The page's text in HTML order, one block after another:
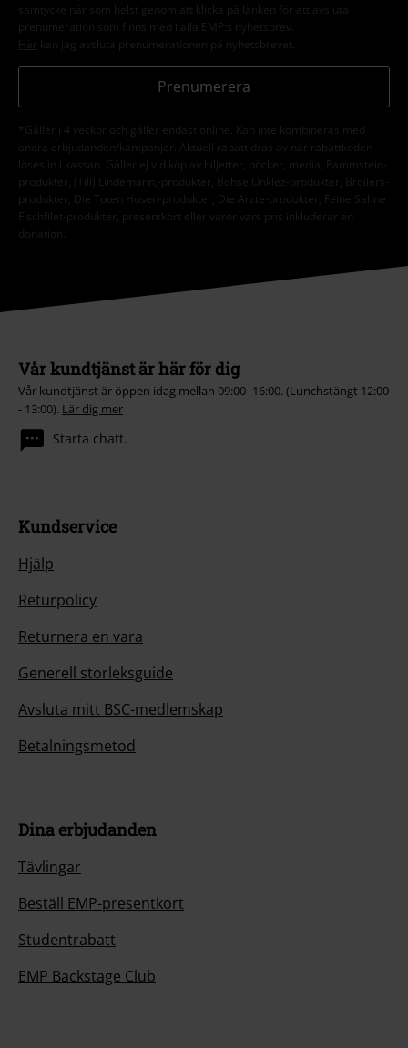
samtycke när som helst genom att klicka på länken för att avsluta
prenumeration som finns med i alla EMP:s nyhetsbrev.
Här kan jag avsluta prenumerationen på nyhetsbrevet.
Prenumerera
*Gäller i 4 veckor och gäller endast online. Kan inte kombineras med
andra erbjudanden/kampanjer. Aktuell rabatt dras av när rabattkoden
löses in i kassan. Gäller ej vid köp av biljetter, böcker, media, Rammstein-
produkter, (Till) Lindemann,-produkter, Böhse Onklez-produkter, Broilers-
produkter, Die Toten Hosen-produkter, Die Ärzte-produkter, Feine Sahne
Fischfilet-produkter, presentkort eller varor vars pris inkluderar en
donation.
Vår kundtjänst är här för dig
Vår kundtjänst är öppen idag mellan 09:00 -16:00. (Lunchstängt 12:00
- 13:00). Lär dig mer
Starta chatt.
Kundservice
Hjälp
Returpolicy
Returnera en vara
Generell storleksguide
Avsluta mitt BSC-medlemskap
Betalningsmetod
Dina erbjudanden
Tävlingar
Beställ EMP-presentkort
Studentrabatt
EMP Backstage Club